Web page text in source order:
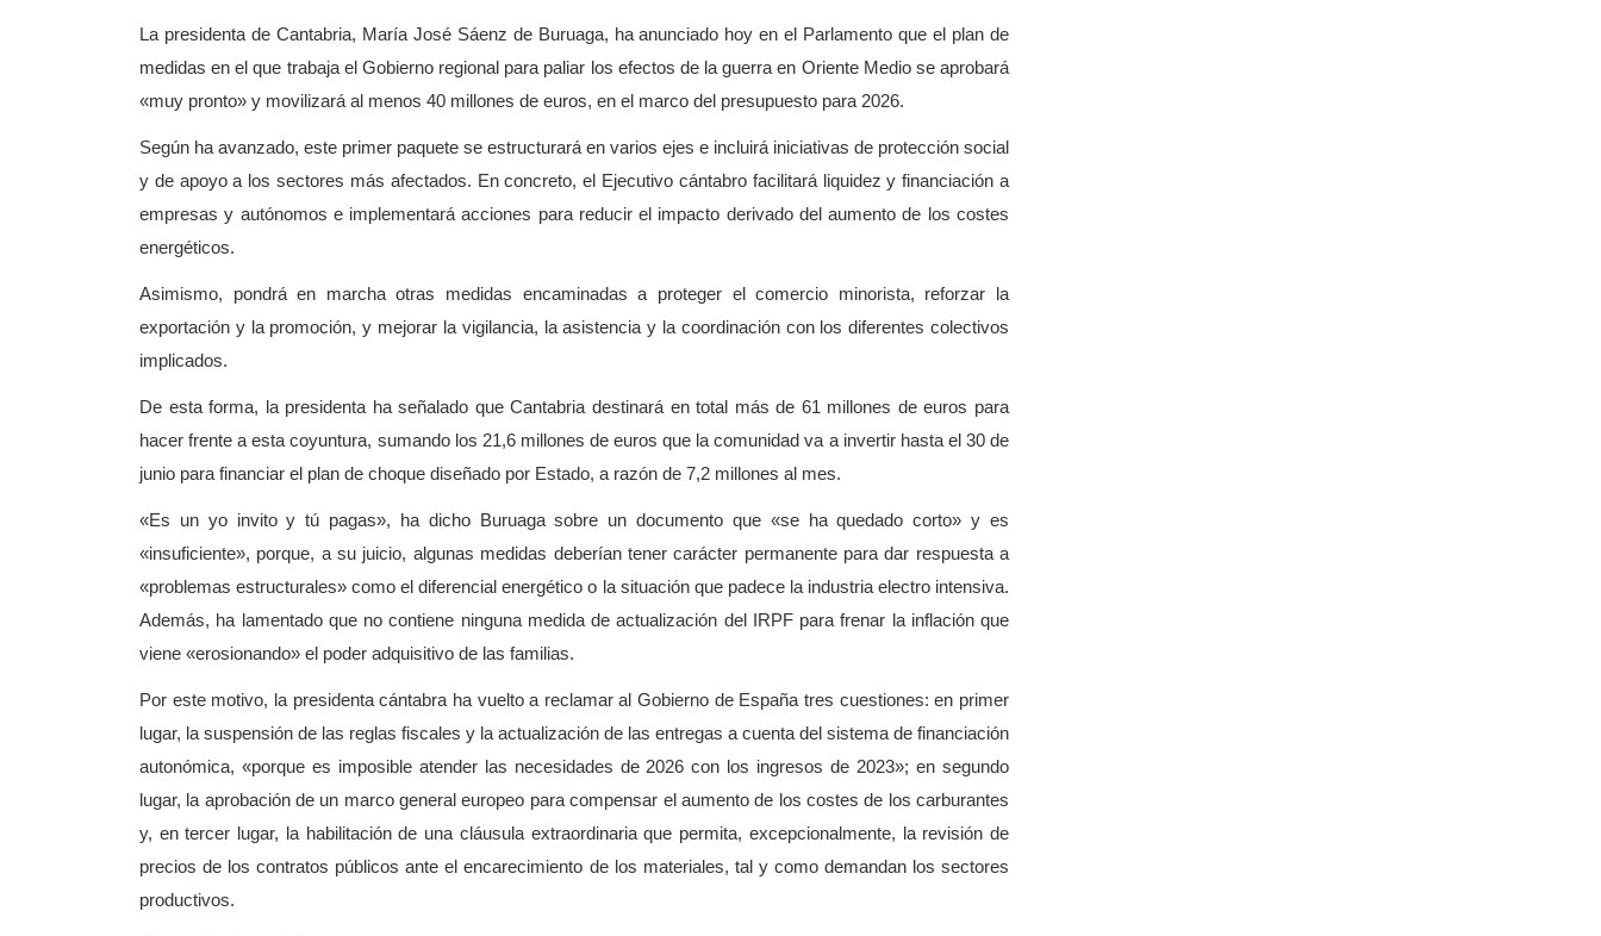
La presidenta de Cantabria, María José Sáenz de Buruaga, ha anunciado hoy en el Parlamento que el plan de
medidas en el que trabaja el Gobierno regional para paliar los efectos de la guerra en Oriente Medio se aprobará
«muy pronto» y movilizará al menos 40 millones de euros, en el marco del presupuesto para 2026.
Según ha avanzado, este primer paquete se estructurará en varios ejes e incluirá iniciativas de protección social
y de apoyo a los sectores más afectados. En concreto, el Ejecutivo cántabro facilitará liquidez y financiación a
empresas y autónomos e implementará acciones para reducir el impacto derivado del aumento de los costes
energéticos.
Asimismo, pondrá en marcha otras medidas encaminadas a proteger el comercio minorista, reforzar la
exportación y la promoción, y mejorar la vigilancia, la asistencia y la coordinación con los diferentes colectivos
implicados.
De esta forma, la presidenta ha señalado que Cantabria destinará en total más de 61 millones de euros para
hacer frente a esta coyuntura, sumando los 21,6 millones de euros que la comunidad va a invertir hasta el 30 de
junio para financiar el plan de choque diseñado por Estado, a razón de 7,2 millones al mes.
«Es un yo invito y tú pagas», ha dicho Buruaga sobre un documento que «se ha quedado corto» y es
«insuficiente», porque, a su juicio, algunas medidas deberían tener carácter permanente para dar respuesta a
«problemas estructurales» como el diferencial energético o la situación que padece la industria electro intensiva.
Además, ha lamentado que no contiene ninguna medida de actualización del IRPF para frenar la inflación que
viene «erosionando» el poder adquisitivo de las familias.
Por este motivo, la presidenta cántabra ha vuelto a reclamar al Gobierno de España tres cuestiones: en primer
lugar, la suspensión de las reglas fiscales y la actualización de las entregas a cuenta del sistema de financiación
autonómica, «porque es imposible atender las necesidades de 2026 con los ingresos de 2023»; en segundo
lugar, la aprobación de un marco general europeo para compensar el aumento de los costes de los carburantes
y, en tercer lugar, la habilitación de una cláusula extraordinaria que permita, excepcionalmente, la revisión de
precios de los contratos públicos ante el encarecimiento de los materiales, tal y como demandan los sectores
productivos.